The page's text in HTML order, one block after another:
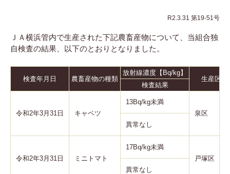
R2.3.31 第19-51号
ＪＡ横浜管内で生産された下記農畜産物について、当組合独
自検査の結果、以下のとおりとなりました。
検査年月日 農畜産物の種類
放射線濃度【Bq/kg】
生産区
検査結果
令和2年3月31日 キャベツ
13Bq/kg未満
泉区
異常なし
令和2年3月31日 ミニトマト
17Bq/kg未満
戸塚区
異常なし